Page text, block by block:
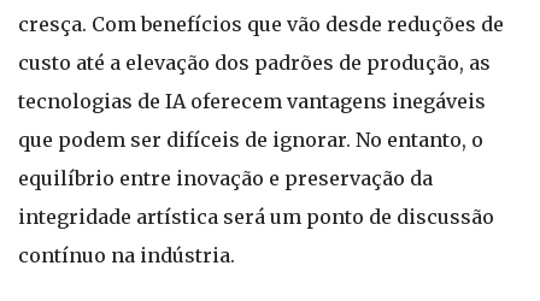
cresça. Com benefícios que vão desde reduções de
custo até a elevação dos padrões de produção, as
tecnologias de IA oferecem vantagens inegáveis
que podem ser difíceis de ignorar. No entanto, o
equilíbrio entre inovação e preservação da
integridade artística será um ponto de discussão
contínuo na indústria.